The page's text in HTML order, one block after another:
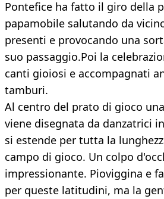
Pontefice ha fatto il giro della
papamobile salutando da
presenti e provocando una
suo passaggio.Poi la
canti gioiosi e accompagnati
tamburi.
Al centro del prato di gioco
viene disegnata da danzatrici
si estende per tutta la
campo di gioco. Un colpo
impressionante. Pioviggina e
per queste latitudini, ma la